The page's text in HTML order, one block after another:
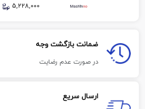
5,228,000
ضمانت بازگشت وجه
در صورت عدم رضایت
ارسال سریع